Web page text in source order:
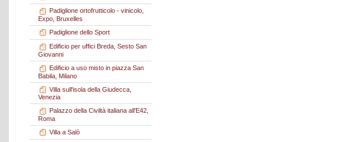
Padiglione ortofrutticolo - vinicolo,
Expo, Bruxelles
Padiglione dello Sport
Edificio per uffici Breda, Sesto San
Giovanni
Edificio a uso misto in piazza San
Babila, Milano
Villa sull'isola della Giudecca,
Venezia
Palazzo della Civiltà italiana all'E42,
Roma
Villa a Salò